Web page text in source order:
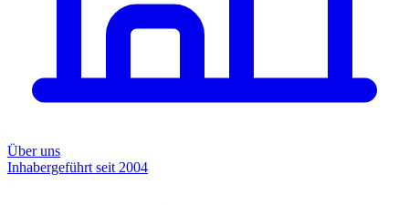
Über uns
Inhabergeführt seit 2004